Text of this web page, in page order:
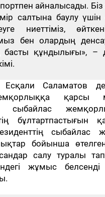
айналысады.
салтына баулу үшін
ниеттіміз,
бен олардың
басты құндылығы», –
Есқали Саламатов
қарсы
сыбайлас
бұлтартпастығын
сыбайлас
бойынша
салу туралы
жұмыс белсенді